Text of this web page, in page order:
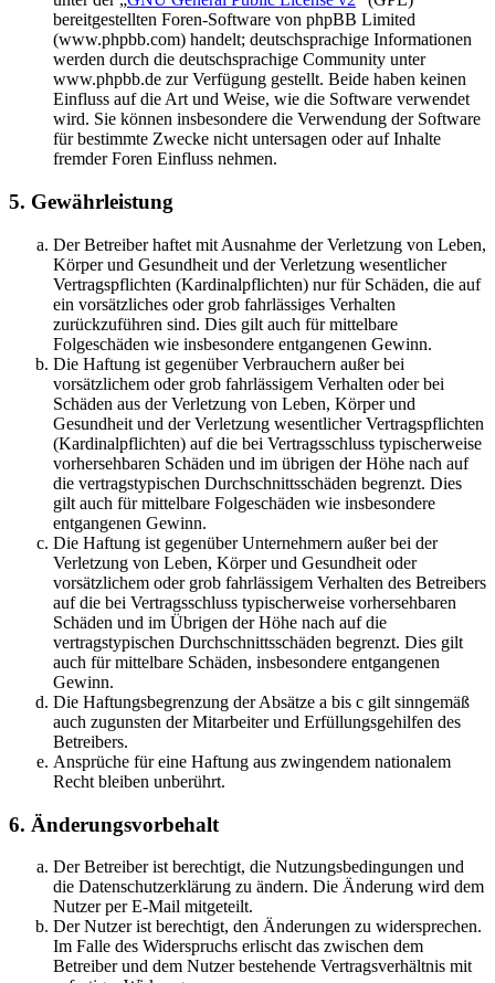
bereitgestellten Foren-Software von phpBB Limited
(www.phpbb.com) handelt; deutschsprachige Informationen
werden durch die deutschsprachige Community unter
www.phpbb.de zur Verfügung gestellt. Beide haben keinen
Einfluss auf die Art und Weise, wie die Software verwendet
wird. Sie können insbesondere die Verwendung der Software
für bestimmte Zwecke nicht untersagen oder auf Inhalte
fremder Foren Einfluss nehmen.
5. Gewährleistung
Der Betreiber haftet mit Ausnahme der Verletzung von Leben,
Körper und Gesundheit und der Verletzung wesentlicher
Vertragspflichten (Kardinalpflichten) nur für Schäden, die auf
ein vorsätzliches oder grob fahrlässiges Verhalten
zurückzuführen sind. Dies gilt auch für mittelbare
Folgeschäden wie insbesondere entgangenen Gewinn.
Die Haftung ist gegenüber Verbrauchern außer bei
vorsätzlichem oder grob fahrlässigem Verhalten oder bei
Schäden aus der Verletzung von Leben, Körper und
Gesundheit und der Verletzung wesentlicher Vertragspflichten
(Kardinalpflichten) auf die bei Vertragsschluss typischerweise
vorhersehbaren Schäden und im übrigen der Höhe nach auf
die vertragstypischen Durchschnittsschäden begrenzt. Dies
gilt auch für mittelbare Folgeschäden wie insbesondere
entgangenen Gewinn.
Die Haftung ist gegenüber Unternehmern außer bei der
Verletzung von Leben, Körper und Gesundheit oder
vorsätzlichem oder grob fahrlässigem Verhalten des Betreibers
auf die bei Vertragsschluss typischerweise vorhersehbaren
Schäden und im Übrigen der Höhe nach auf die
vertragstypischen Durchschnittsschäden begrenzt. Dies gilt
auch für mittelbare Schäden, insbesondere entgangenen
Gewinn.
Die Haftungsbegrenzung der Absätze a bis c gilt sinngemäß
auch zugunsten der Mitarbeiter und Erfüllungsgehilfen des
Betreibers.
Ansprüche für eine Haftung aus zwingendem nationalem
Recht bleiben unberührt.
6. Änderungsvorbehalt
Der Betreiber ist berechtigt, die Nutzungsbedingungen und
die Datenschutzerklärung zu ändern. Die Änderung wird dem
Nutzer per E-Mail mitgeteilt.
Der Nutzer ist berechtigt, den Änderungen zu widersprechen.
Im Falle des Widerspruchs erlischt das zwischen dem
Betreiber und dem Nutzer bestehende Vertragsverhältnis mit